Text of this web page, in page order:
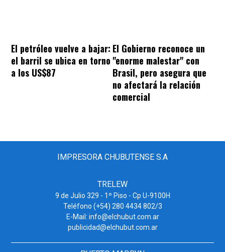
El petróleo vuelve a bajar:
el barril se ubica en torno
a los US$87
El Gobierno reconoce un
"enorme malestar" con
Brasil, pero asegura que
no afectará la relación
comercial
IMPRESORA CHUBUTENSE S.A
TRELEW
9 de Julio 329 - 1º Piso - Cp U-9100H
Teléfono (+54) 280 4434 802/3
E-Mail: info@elchubut.com.ar
publicidad@elchubut.com.ar